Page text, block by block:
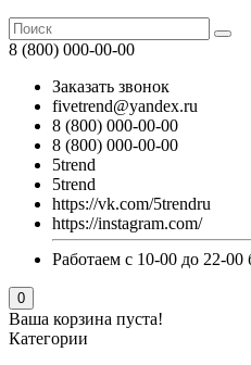
8 (800) 000-00-00
Заказать звонок
fivetrend@yandex.ru
8 (800) 000-00-00
8 (800) 000-00-00
5trend
5trend
https://vk.com/5trendru
https://instagram.com/
Работаем с 10-00 до 22-00
0
Ваша корзина пуста!
Категории